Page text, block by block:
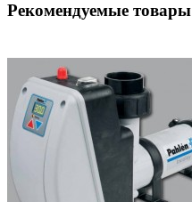
Рекомендуемые товары